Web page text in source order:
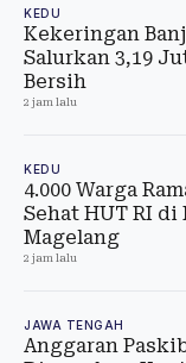
KEDU
Kekeringan
Salurkan 3,19
Bersih
2 jam lalu
KEDU
4.000 Warga
Sehat HUT RI di
Magelang
2 jam lalu
JAWA TENGAH
Anggaran